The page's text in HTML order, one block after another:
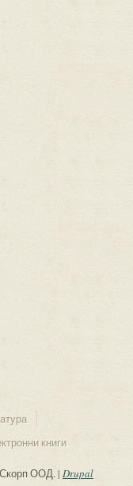
книги
ООД. | Drupal